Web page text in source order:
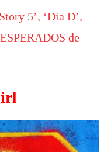
5’, ‘Dia D’,
de